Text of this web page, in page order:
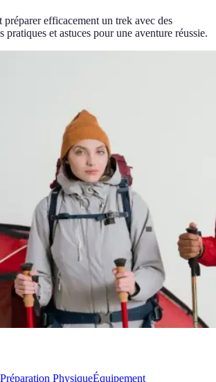
efficacement un trek avec des
pratiques et astuces pour une aventure réussie.
Préparation PhysiqueÉquipement